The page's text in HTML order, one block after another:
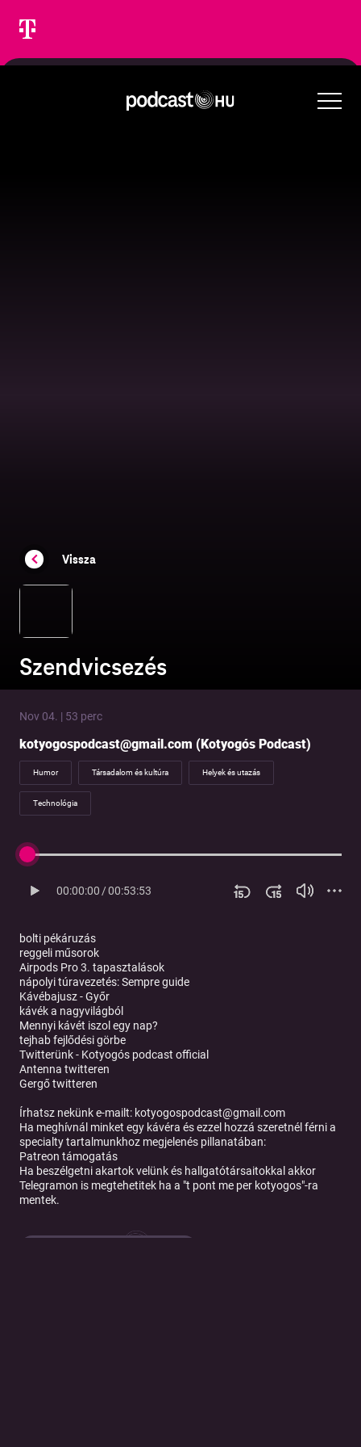
Vissza
Szendvicsezés
Nov 04. | 53 perc
kotyogospodcast@gmail.com (Kotyogós Podcast)
Humor Társadalom és kultúra Helyek és utazás
Technológia
00:00:00/00:53:53
bolti pékáruzás
reggeli műsorok
Airpods Pro 3. tapasztalások
nápolyi túravezetés: Sempre guide
Kávébajusz- Győr
kávék a nagyvilágból
Mennyi kávét iszol egy nap?
tejhab fejlődési görbe
Twitterünk - Kotyogós podcast official
Antenna twitteren
Gergő twitteren
Írhatsz nekünk e-mailt: kotyogospodcast@gmail.com
Ha meghívnál minket egy kávéra és ezzel hozzá szeretnél férni a
specialty tartalmunkhoz megjelenés pillanatában:
Patreon támogatás
Ha beszélgetni akartok velünk és hallgatótársaitokkal akkor
Telegramon is megtehetitek ha a "t pont me per kotyogos"-ra
mentek.